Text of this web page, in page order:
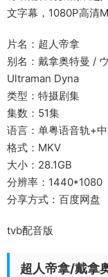
文字幕，1080P高清
片名：超人帝拿
别名：戴拿奥特曼 /
Ultraman Dyna
类型：特摄剧集
集数：51集
语言：单粤语音轨+
格式：MKV
大小：28.1GB
分辨率：1440*1080
分享方式：百度网盘
tvb配音版
超人帝拿/戴拿